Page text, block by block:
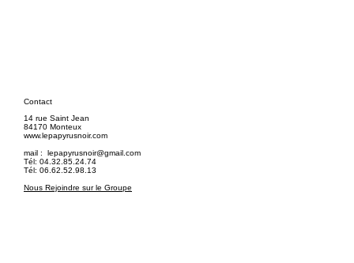
Contact
14 rue Saint Jean
84170 Monteux
www.lepapyrusnoir.com
mail : lepapyrusnoir@gmail.com
Tél: 04.32.85.24.74
Tél: 06.62.52.98.13
Nous Rejoindre sur le Groupe